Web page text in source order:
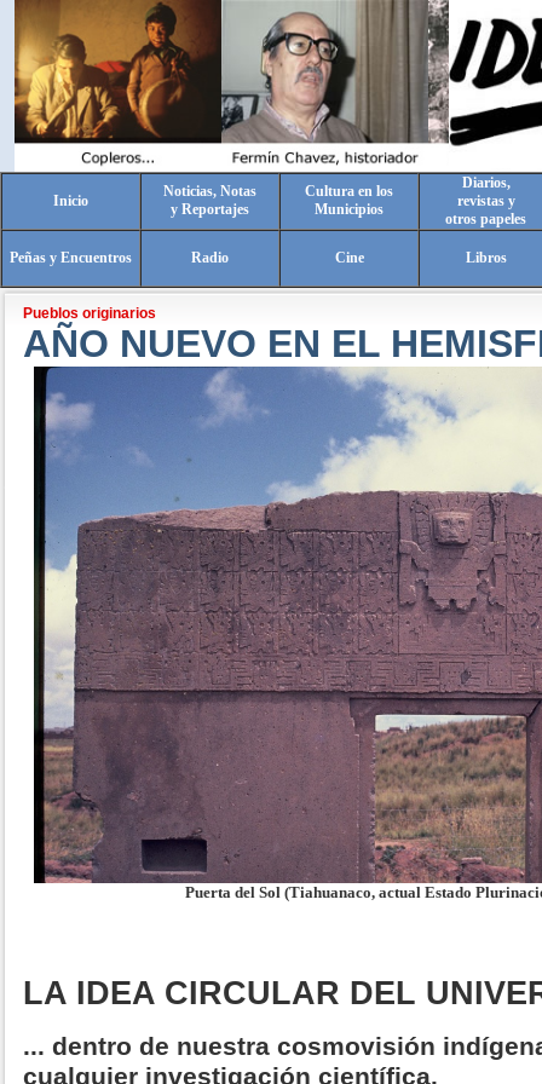
Inicio
Noticias, Notas
y Reportajes
Cultura en los
Municipios
Diarios,
revistas y
otros papeles
Peñas y Encuentros Radio Cine Libros
Pueblos originarios
AÑO NUEVO EN EL
Puerta del Sol (Tiahuanaco, actual Estado
LA IDEA CIRCULAR DEL
... dentro de nuestra cosmovisión
cualquier investigación científica.